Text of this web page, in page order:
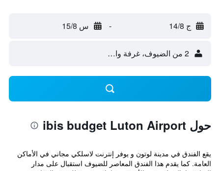
ج 14/8 - س 15/8
2 من الضيوف، غرفة واحدة
حول ibis budget Luton Airport
يقع الفندق في مدينة لوتون و يوفر إنترنت لاسلكي مجاني في الأماكن
العامة. كما يقدم هذا الفندق المعاصر للضيوف استقبال على مدار